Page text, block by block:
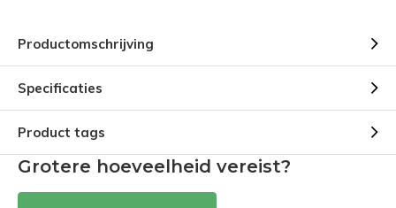
Productomschrijving
Specificaties
Product tags
Grotere hoeveelheid vereist?